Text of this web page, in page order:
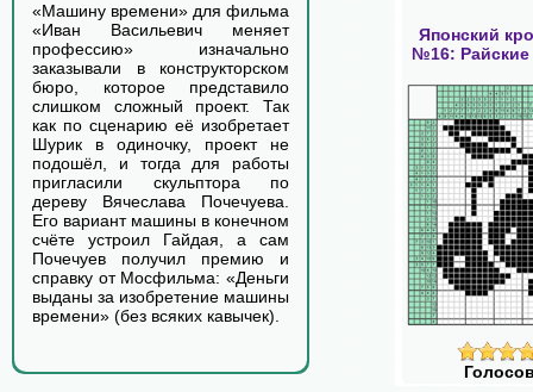
«Машину времени» для фильма
«Иван Васильевич меняет
профессию» изначально
заказывали в конструкторском
бюро, которое представило
слишком сложный проект. Так
как по сценарию её изобретает
Шурик в одиночку, проект не
подошёл, и тогда для работы
пригласили скульптора по
дереву Вячеслава Почечуева.
Его вариант машины в конечном
счёте устроил Гайдая, а сам
Почечуев получил премию и
справку от Мосфильма: «Деньги
выданы за изобретение машины
времени» (без всяких кавычек).
Японский
№16: Райские